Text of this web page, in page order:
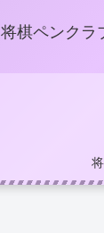
将棋ペンクラ